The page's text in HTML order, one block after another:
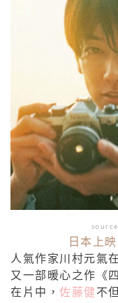
日本上
人氣作家川村元氣
又一部暖心之作《
在片中， 佐藤健不